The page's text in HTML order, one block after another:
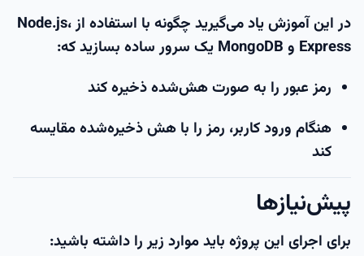
در این آموزش یاد می‌گیرید چگونه با استفاده ازNode.js،
Express و MongoDB
یک سرور ساده بسازید که:
رمز عبور را به صورتهش‌شدهذخیره کند
هنگام ورود کاربر، رمز را با هش ذخیره‌شده مقایسه
کند
پیش‌نیازها
برای اجرای این پروژه باید موارد زیر را داشته باشید: